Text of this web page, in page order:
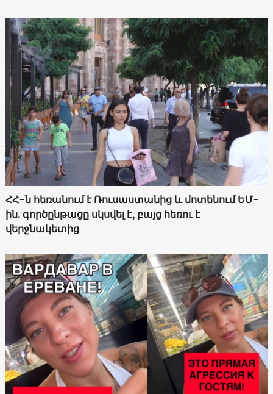
ՀՀ-ն հեռանում է Ռուսաստանից և մոտենում ԵՄ-
ին. գործընթացը սկսվել է, բայց հեռու է
վերջնակետից